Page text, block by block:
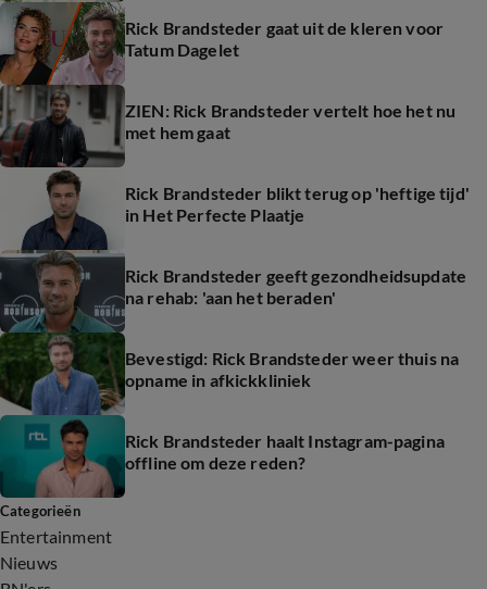
Rick Brandsteder gaat uit de kleren voor
Tatum Dagelet
ZIEN: Rick Brandsteder vertelt hoe het nu
met hem gaat
Rick Brandsteder blikt terug op 'heftige tijd'
in Het Perfecte Plaatje
Rick Brandsteder geeft gezondheidsupdate
na rehab: 'aan het beraden'
Bevestigd: Rick Brandsteder weer thuis na
opname in afkickkliniek
Rick Brandsteder haalt Instagram-pagina
offline om deze reden?
Categorieën
Entertainment
Nieuws